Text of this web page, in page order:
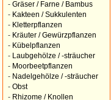
- Gräser / Farne / Bambus
- Kakteen / Sukkulenten
- Kletterpflanzen
- Kräuter / Gewürzpflanzen
- Kübelpflanzen
-
Laubgehölze / -sträucher
- Moorbeetpflanzen
- Nadelgehölze / -sträucher
- Obst
- Rhizome / Knollen